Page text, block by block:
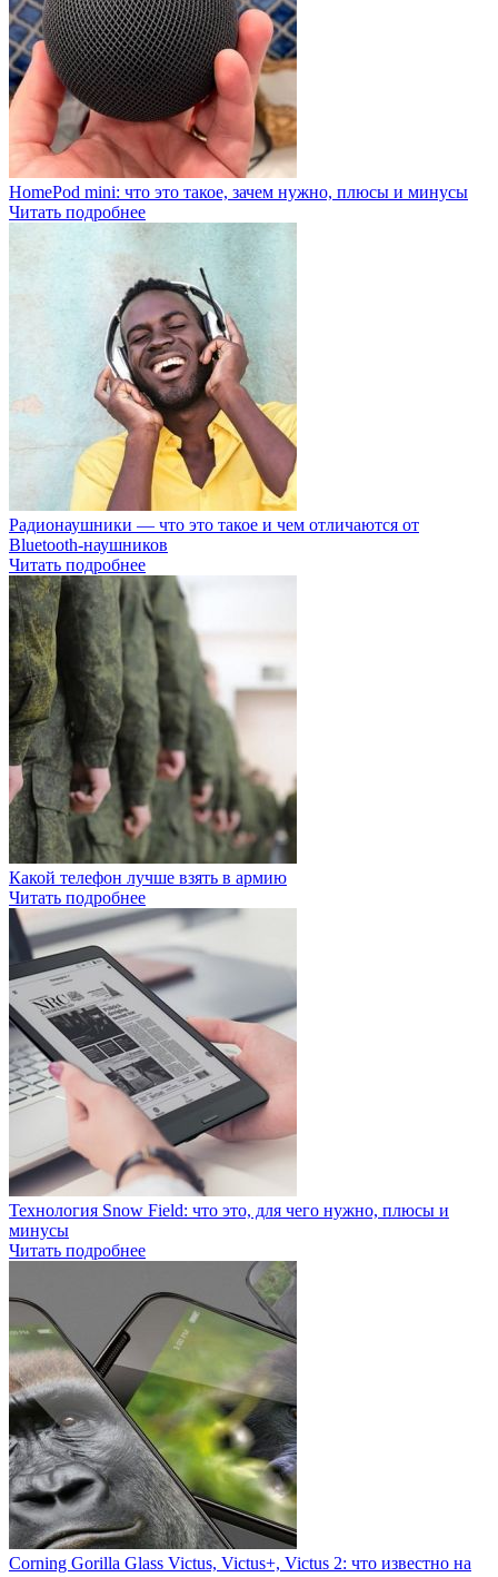
HomePod mini: что это такое, зачем нужно, плюсы и минусы
Читать подробнее
Радионаушники — что это такое и чем отличаются от
Bluetooth-наушников
Читать подробнее
Какой телефон лучше взять в армию
Читать подробнее
Технология Snow Field: что это, для чего нужно, плюсы и
минусы
Читать подробнее
Corning Gorilla Glass Victus, Victus+, Victus 2: что известно на